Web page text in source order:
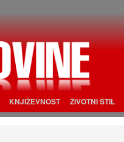
KNJIŽEVNOST ŽIVOTNI STIL